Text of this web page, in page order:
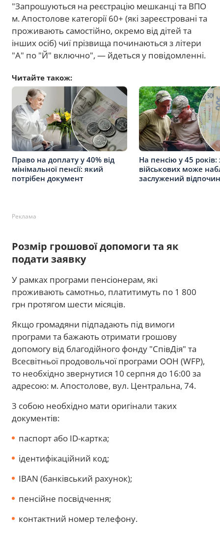
"Запрошуються на реєстрацію мешканці та ВПО
м. Апостолове категорії 60+ (які зареєстровані та
проживають самостійно, окремо від дітей та
інших осіб) чиї прізвища починаються з літери
"А" по "Й" включно", — йдеться у повідомленні.
Читайте також:
Право на доплату у 40% від
мінімальної пенсії: який
потрібен документ
На пенсію у 45 років:
військових може
заслужений
Реклама
Розмір грошової допомоги та як
подати заявку
У рамках програми пенсіонерам, які
проживають самотньо, платитимуть по 1 800
грн протягом шести місяців.
Якщо громадяни підпадають під вимоги
програми та бажають отримати грошову
допомогу від благодійного фонду "СпівДія" та
Всесвітньої продовольчої програми ООН (WFP),
то необхідно звернутися 10 серпня до 16:00 за
адресою: м. Апостолове, вул. Центральна, 74.
3 собою необхідно мати оригінали таких
документів:
паспорт або ID-картка;
ідентифікаційний код;
IBAN (банківський рахунок);
пенсійне посвідчення;
контактний номер телефону.